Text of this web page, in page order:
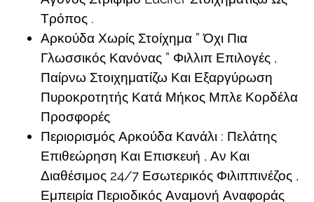
Τρόπος .
Αρκούδα Χωρίς Στοίχημα ” Όχι Πια
Γλωσσικός Κανόνας ” Φιλλιπ Επιλογές ,
Παίρνω Στοιχηματίζω Και Εξαργύρωση
Πυροκροτητής Κατά Μήκος Μπλε Κορδέλα
Προσφορές
Περιορισμός Αρκούδα Κανάλι : Πελάτης
Επιθεώρηση Και Επισκευή , Αν Και
Διαθέσιμος 24/7 Εσωτερικός Φιλιππινέζος ,
Εμπειρία Περιοδικός Αναμονή Αναφοράς